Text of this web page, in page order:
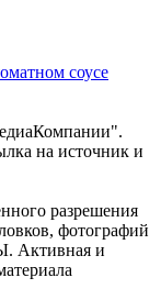
соусе
на источник и
разрешения
фотографий
Активная и